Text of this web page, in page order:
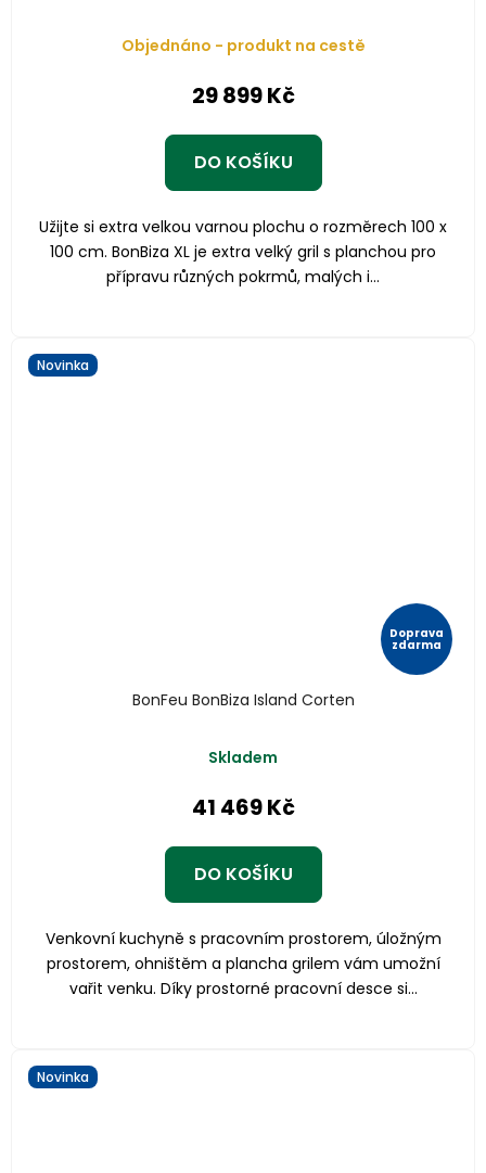
Objednáno - produkt na cestě
29 899 Kč
DO KOŠÍKU
Užijte si extra velkou varnou plochu o rozměrech 100 x
100 cm. BonBiza XL je extra velký gril s planchou pro
přípravu různých pokrmů, malých i...
Novinka
Doprava
zdarma
BonFeu BonBiza Island Corten
Skladem
41 469 Kč
DO KOŠÍKU
Venkovní kuchyně s pracovním prostorem, úložným
prostorem, ohništěm a plancha grilem vám umožní
vařit venku. Díky prostorné pracovní desce si...
Novinka